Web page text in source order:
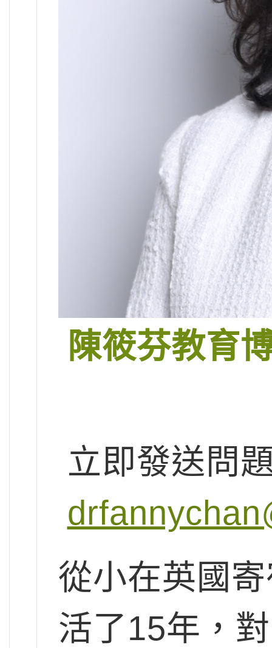
陳筱芬教育
立即發送問
從小在英國
活了15年，